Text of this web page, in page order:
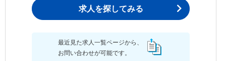
求人を探してみる
最近見た求人一覧ページから、
お問い合わせが可能です。